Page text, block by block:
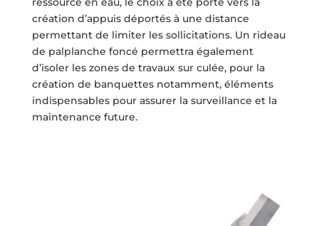
création d’appuis déportés à une distance
permettant de limiter les sollicitations. Un rideau
de palplanche foncé permettra également
d’isoler les zones de travaux sur culée, pour la
création de banquettes notamment, éléments
indispensables pour assurer la surveillance et la
maintenance future.